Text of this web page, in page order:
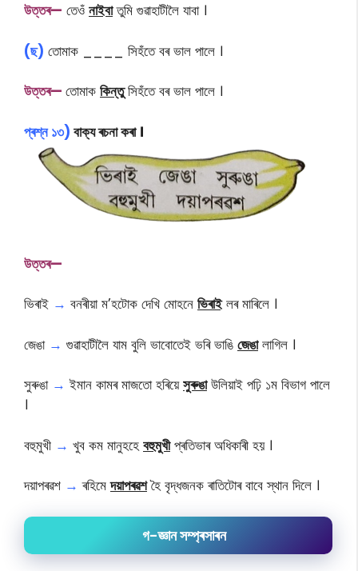
উত্তৰ— তেওঁ নাইবাতুমি গুৱাহাটীলৈ যাবা ।
(ছ) তোমাক ____ সিহঁতে বৰ ভাল পালে ।
উত্তৰ— তোমাক কিন্তুসিহঁতে বৰ ভাল পালে ।
প্ৰশ্ন ১৩) বাক্য ৰচনা কৰা ।
উত্তৰ—
ভিৰাই → বনৰীয়া ম’হটোক দেখি মোহনে ভিৰাইলৰ মাৰিলে ।
জেঙা → গুৱাহাটীলৈ যাম বুলি ভাবোতেই ভৰি ভাঙি জেঙালাগিল ।
সুৰুঙা → ইমান কামৰ মাজতো হৰিয়েসুৰুঙাউলিয়াই পঢ়ি ১ম বিভাগ পালে
।
বহুমুখী → খুব কম মানুহহে বহুমুখীপ্ৰতিভাৰ অধিকাৰী হয় ।
দয়াপৰৱশ → ৰহিমেদয়াপৰৱশহৈ বৃদ্ধজনক ৰাতিটোৰ বাবে স্থান দিলে ।
গ-জ্ঞান সম্প্ৰসাৰন